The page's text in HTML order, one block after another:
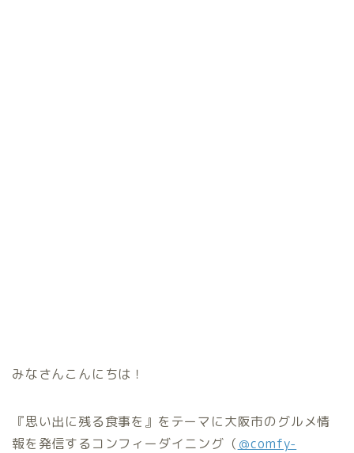
みなさんこんにちは！
『思い出に残る食事を』をテーマに大阪市のグルメ情
報を発信するコンフィーダイニング（ ＠comfy-